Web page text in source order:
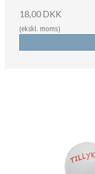
18,00 DKK
(ekskl. moms)